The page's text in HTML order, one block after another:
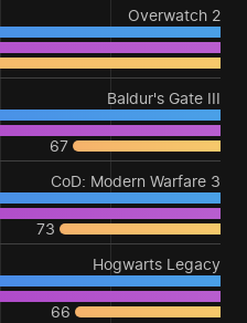
Overwatch 2
Baldur's Gate III
67
CoD: Modern Warfare 3
73
Hogwarts Legacy
66